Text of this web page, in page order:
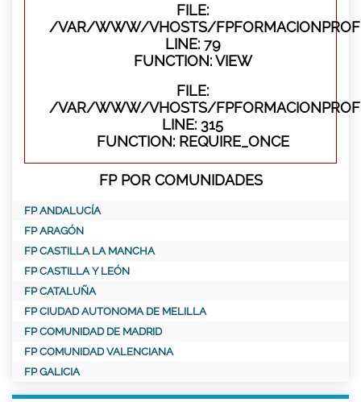
FILE:
/VAR/WWW/VHOSTS/
LINE: 79
FUNCTION: VIEW
FILE:
/VAR/WWW/VHOSTS/
LINE: 315
FUNCTION: REQUIRE_ONCE
FP POR COMUNIDADES
FP ANDALUCÍA
FP ARAGÓN
FP CASTILLA LA MANCHA
FP CASTILLA Y LEÓN
FP CATALUÑA
FP CIUDAD AUTONOMA DE MELILLA
FP COMUNIDAD DE MADRID
FP COMUNIDAD VALENCIANA
FP GALICIA